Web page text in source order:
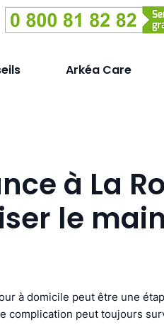
Arkéa Care
à La
le
à domicile peut être une
complication peut toujours